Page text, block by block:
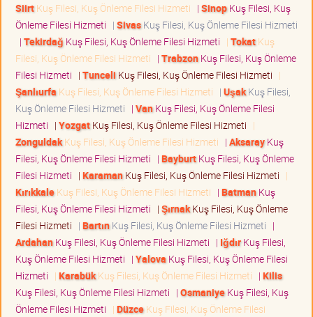
SiirtKuş Filesi, Kuş Önleme Filesi Hizmeti | SinopKuş Filesi, Kuş
Önleme Filesi Hizmeti | SivasKuş Filesi, Kuş Önleme Filesi Hizmeti
| Tekirdağ Kuş Filesi, Kuş Önleme Filesi Hizmeti | TokatKuş
Filesi, Kuş Önleme Filesi Hizmeti | TrabzonKuş Filesi, Kuş Önleme
Filesi Hizmeti | Tunceli Kuş Filesi, Kuş Önleme Filesi Hizmeti |
Şanlıurfa Kuş Filesi, Kuş Önleme Filesi Hizmeti | UşakKuş Filesi,
Kuş Önleme Filesi Hizmeti | VanKuş Filesi, Kuş Önleme Filesi
Hizmeti | YozgatKuş Filesi, Kuş Önleme Filesi Hizmeti |
ZonguldakKuş Filesi, Kuş Önleme Filesi Hizmeti | AksarayKuş
Filesi, Kuş Önleme Filesi Hizmeti | BayburtKuş Filesi, Kuş Önleme
Filesi Hizmeti | KaramanKuş Filesi, Kuş Önleme Filesi Hizmeti |
KırıkkaleKuş Filesi, Kuş Önleme Filesi Hizmeti | BatmanKuş
Filesi, Kuş Önleme Filesi Hizmeti | ŞırnakKuş Filesi, Kuş Önleme
Filesi Hizmeti | BartınKuş Filesi, Kuş Önleme Filesi Hizmeti |
ArdahanKuş Filesi, Kuş Önleme Filesi Hizmeti | IğdırKuş Filesi,
Kuş Önleme Filesi Hizmeti | Yalova Kuş Filesi, Kuş Önleme Filesi
Hizmeti | KarabükKuş Filesi, Kuş Önleme Filesi Hizmeti | Kilis
Kuş Filesi, Kuş Önleme Filesi Hizmeti | OsmaniyeKuş Filesi, Kuş
Önleme Filesi Hizmeti | DüzceKuş Filesi, Kuş Önleme Filesi